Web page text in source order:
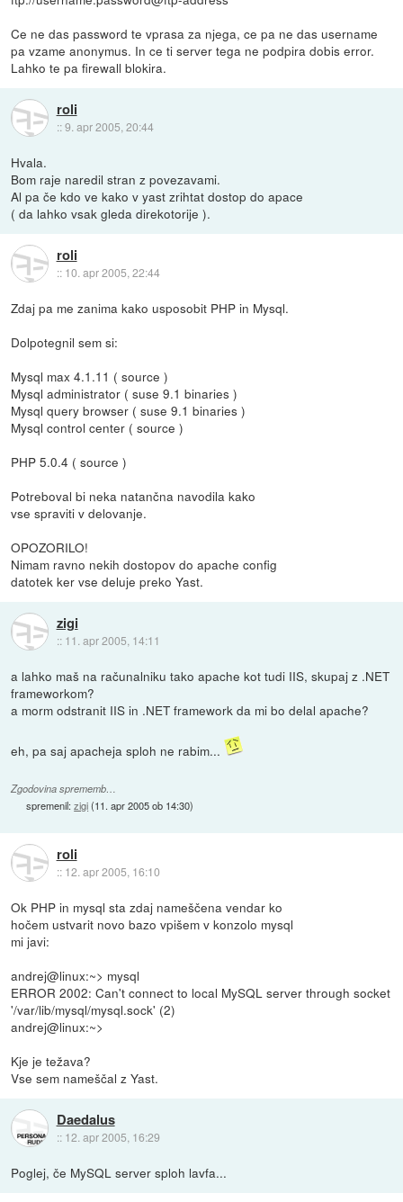
Ce ne das password te vprasa za njega, ce pa ne das username
pa vzame anonymus. In ce ti server tega ne podpira dobis error.
Lahko te pa firewall blokira.
roli
::9. apr 2005, 20:44
Hvala.
Bom raje naredil stran z povezavami.
Al pa če kdo ve kako v yast zrihtat dostop do apace
( da lahko vsak gleda direkotorije ).
roli
:: 10. apr 2005, 22:44
Zdaj pa me zanima kako usposobit PHP in Mysql.
Dolpotegnil sem si:
Mysql max 4.1.11 ( source )
Mysql administrator ( suse 9.1 binaries )
Mysql query browser ( suse 9.1 binaries )
Mysql control center ( source )
PHP 5.0.4 ( source )
Potreboval bi neka natančna navodila kako
vse spraviti v delovanje.
OPOZORILO!
Nimam ravno nekih dostopov do apache config
datotek ker vse deluje preko Yast.
zigi
:: 11. apr 2005, 14:11
a lahko maš na računalniku tako apache kot tudi IIS, skupaj z .NET
frameworkom?
a morm odstranit IIS in .NET framework da mi bo delal apache?
eh, pa saj apacheja sploh ne rabim...
Zgodovina sprememb…
spremenil:zigi(11. apr 2005 ob 14:30)
roli
:: 12. apr 2005, 16:10
Ok PHP in mysql sta zdaj nameščena vendar ko
hočem ustvarit novo bazo vpišem v konzolo mysql
mi javi:
andrej@linux:~> mysql
ERROR 2002: Can't connect to local MySQL server through socket
'/var/lib/mysql/mysql.sock' (2)
andrej@linux:~>
Kje je težava?
Vse sem nameščal z Yast.
Daedalus
:: 12. apr 2005, 16:29
Poglej, če MySQL server sploh lavfa...